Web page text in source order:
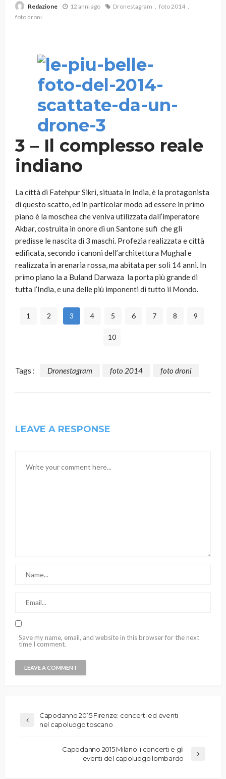
Redazione 12 anni ago Dronestagram
foto 2014
foto droni
3 – Il complesso reale
indiano
La città di Fatehpur Sikri, situata in India, è la protagonista
di questo scatto, ed in particolar modo ad essere in primo
piano è la moschea che veniva utilizzata dall’imperatore
Akbar, costruita in onore di un Santone sufi che gli
predisse le nascita di 3 maschi. Profezia realizzata e città
edificata, secondo i canoni dell’architettura Mughal e
realizzata in arenaria rossa, ma abitata per soli 14 anni. In
primo piano la a Buland Darwaza la porta più grande di
tutta l’India, e una delle più imponenti di tutto il Mondo.
1 2 3 4 5 6 7 8 9
10
Tags : Dronestagram foto 2014 foto droni
LEAVE A RESPONSE
Save my name, email, and website in this browser for the next
time I comment.
Capodanno 2015 Firenze: concerti ed eventi
nel capoluogo toscano
Capodanno 2015 Milano: i concerti e gli
eventi del capoluogo lombardo